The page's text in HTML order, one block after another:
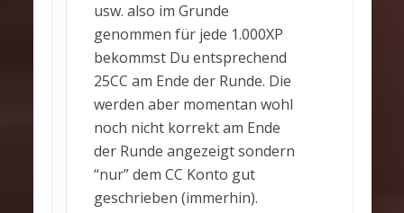
usw. also im Grunde
genommen für jede 1.000XP
bekommst Du entsprechend
25CC am Ende der Runde. Die
werden aber momentan wohl
noch nicht korrekt am Ende
der Runde angezeigt sondern
“nur” dem CC Konto gut
geschrieben (immerhin).